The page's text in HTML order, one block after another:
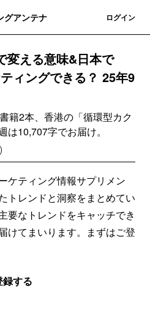
グアンテナ ログイン
変える意味&日本で
ィングできる？ 25年9
籍2本、香港の「循環型カク
は10,707字でお届け。
ケティング情報サプリメン
トレンドと洞察をまとめてい
要なトレンドをキャッチでき
けてまいります。まずはご登
録する